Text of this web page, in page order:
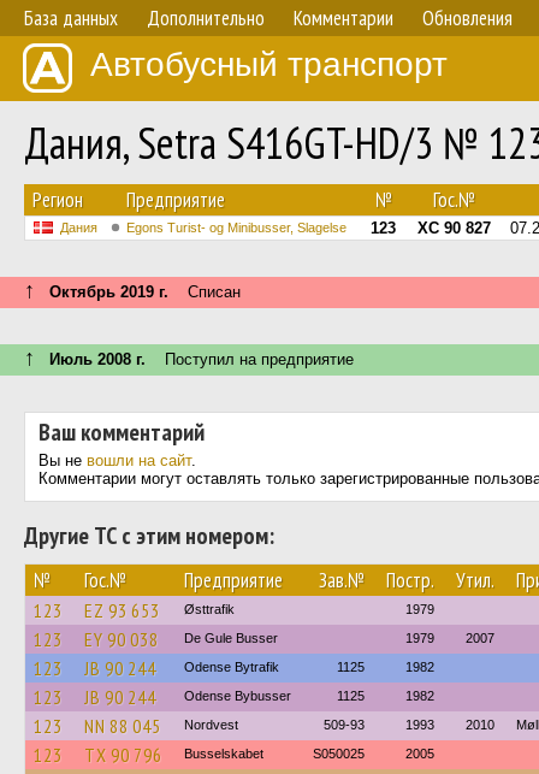
База данных Дополнительно Комментарии Обновления
Автобусный транспорт
Дания, Setra S416GT-HD/3 №
Регион Предприятие № Гос.№
Дания Egons Turist- og Minibusser, Slagelse 123 XC 90 827
↑ Октябрь 2019 г. Списан
↑ Июль 2008 г. Поступил на предприятие
Ваш комментарий
Вы не вошли на сайт.
Комментарии могут оставлять только зарегистрированные
Другие ТС с этим номером:
№ Гос.№ Предприятие Зав.№ Постр. Утил.
123 EZ 93 653 Østtrafik 1979
123 EY 90 038 De Gule Busser 1979 2007
123 JB 90 244 Odense Bytrafik 1125 1982
123 JB 90 244 Odense Bybusser 1125 1982
123 NN 88 045 Nordvest 509-93 1993 2010
123 TX 90 796 Busselskabet S050025 2005